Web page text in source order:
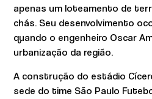
apenas um loteamento de
chás. Seu desenvolvimento
quando o engenheiro Oscar
urbanização da região.
A construção do estádio
sede do time São Paulo